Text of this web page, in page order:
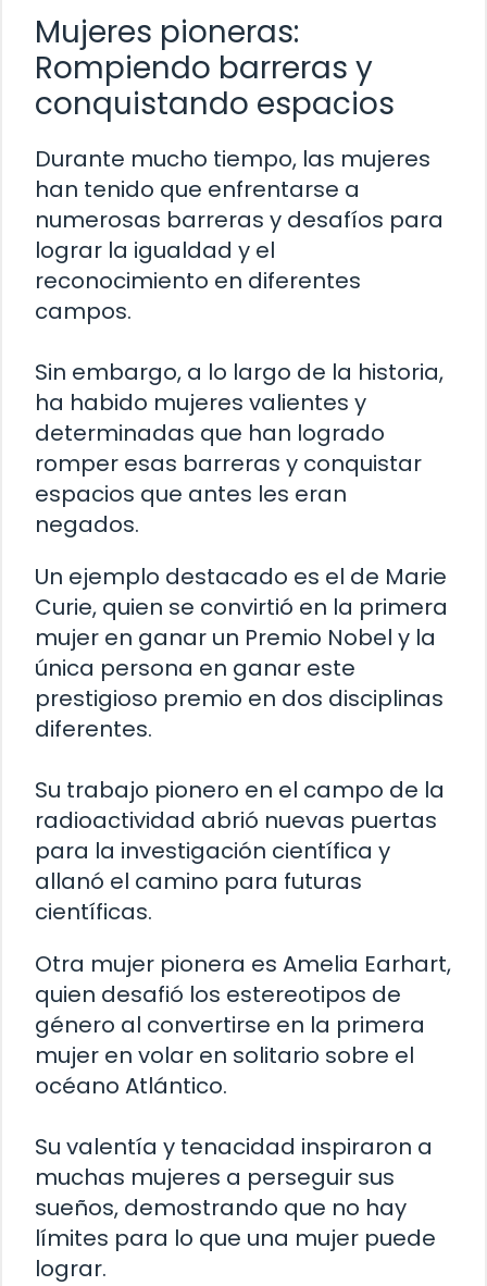
Mujeres pioneras:
Rompiendo barreras y
conquistando espacios
Durante mucho tiempo, las mujeres
han tenido que enfrentarse a
numerosas barreras y desafíos para
lograr la igualdad y el
reconocimiento en diferentes
campos.
Sin embargo, a lo largo de la historia,
ha habido mujeres valientes y
determinadas que han logrado
romper esas barreras y conquistar
espacios que antes les eran
negados.
Un ejemplo destacado es el de Marie
Curie, quien se convirtió en la primera
mujer en ganar un Premio Nobel y la
única persona en ganar este
prestigioso premio en dos disciplinas
diferentes.
Su trabajo pionero en el campo de la
radioactividad abrió nuevas puertas
para la investigación científica y
allanó el camino para futuras
científicas.
Otra mujer pionera es Amelia Earhart,
quien desafió los estereotipos de
género al convertirse en la primera
mujer en volar en solitario sobre el
océano Atlántico.
Su valentía y tenacidad inspiraron a
muchas mujeres a perseguir sus
sueños, demostrando que no hay
límites para lo que una mujer puede
lograr.